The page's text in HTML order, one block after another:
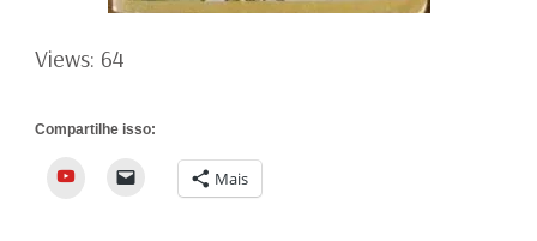
Views: 64
Compartilhe isso:
YouTube Mais